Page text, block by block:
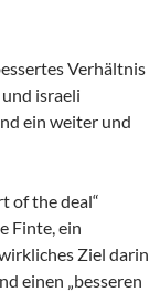
Verhältnis
israeli
ein weiter und
of the deal“
Finte, ein
Ziel darin
einen „besseren